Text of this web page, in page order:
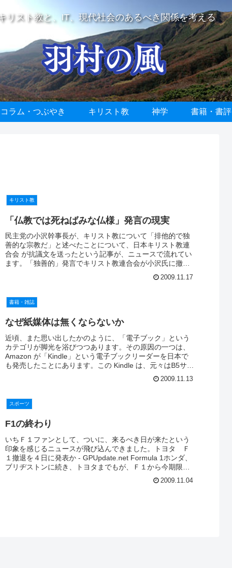
リスト教と、IT、現代社会のあるべき関係を考える
ラム・つぶやき キリスト教 神学 書籍・書評
キリスト教
「仏教では死ねばみな仏様」発言の現実
民主党の小沢幹事長が、キリスト教について「排他的で独
善的な宗教だ」と述べたことについて、日本キリスト教連
合会 が抗議文を送ったという記事が、ニュースで流れてい
ます。「独善的」発言でキリスト教連合会が小沢氏に撤回
2009.11.17
書籍・雑誌
なぜ紙媒体は無くならないか
近頃、また思い出したかのように、「電子ブック」という
カテゴリが脚光を浴びつつあります。その原因の一つは、
Amazon が「Kindle」という電子ブックリーダーを日本で
も発売したことにあります。この Kindle は、元々はB5サイ
2009.11.13
スポーツ
F1の終わり
いちＦ１ファンとして、ついに、来るべき日が来たという
印象を感じるニュースが飛び込んできました。トヨタ Ｆ
１撤退を４日に発表か - GPUpdate.net Formula 1ホンダ、
ブリヂストンに続き、トヨタまでもが、Ｆ１から今期限り
2009.11.04